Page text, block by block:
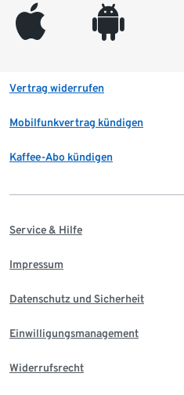
appleinc android
Vertrag widerrufen
Mobilfunkvertrag kündigen
Kaffee-Abo kündigen
Service & Hilfe
Impressum
Datenschutz und Sicherheit
Einwilligungsmanagement
Widerrufsrecht